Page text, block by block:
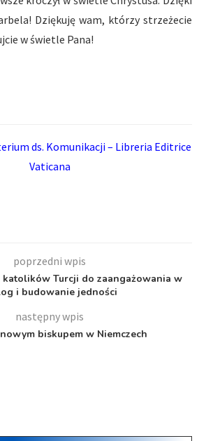
Dziękuję wam, którzy strzeżecie
w świetle Pana!
ds. Komunikacji – Libreria Editrice
Vaticana
poprzedni wpis
katolików Turcji do zaangażowania w
i budowanie jedności
następny wpis
biskupem w Niemczech